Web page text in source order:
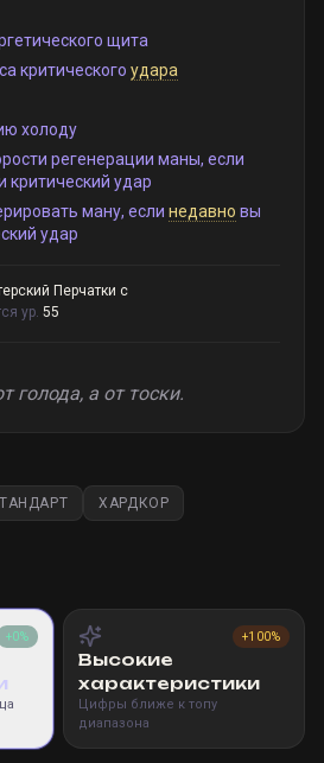
щита
критического удара
холоду
регенерации маны, если
критический удар
ману, если недавно вы
удар
Перчатки с
ур. 55
голода, а от тоски.
ХАРДКОР
+0% +100%
Высокие
характеристики
Цифры ближе к топу
диапазона